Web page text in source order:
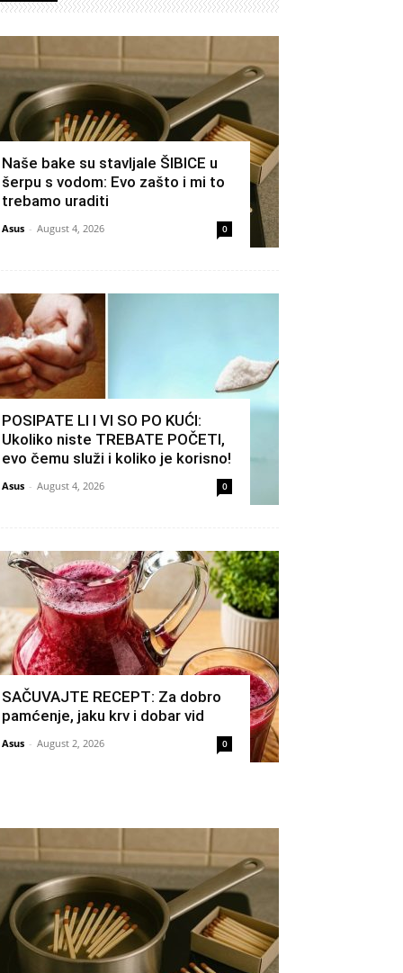
Naše bake su stavljale ŠIBICE u
šerpu s vodom: Evo zašto i mi to
trebamo uraditi
Asus - August 4, 2026 0
POSIPATE LI I VI SO PO KUĆI:
Ukoliko niste TREBATE POČETI,
evo čemu služi i koliko je korisno!
Asus - August 4, 2026 0
SAČUVAJTE RECEPT: Za dobro
pamćenje, jaku krv i dobar vid
Asus - August 2, 2026 0